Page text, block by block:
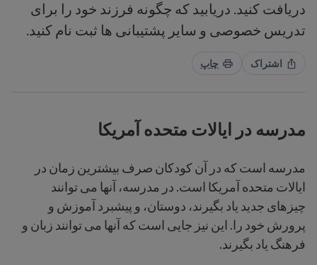
دریافت کنید. دریابید که چگونه فرزند خود را برای
تدریس خصوصی و سایر پشتیبانی ها ثبت نام کنید.
اشتراک چاپ
مدرسه در ایالات متحده آمریکا
مدرسه است که در آن کودکان صرف بیشترین زمان در
ایالات متحده آمریکا است. در مدرسه، آنها می توانند
چیزهای جدید یاد بگیرند، دوستان، و پیشبرد آموزش و
پرورش خود را. این نیز جایی است که آنها می توانند زبان و
فرهنگ یاد بگیرند.